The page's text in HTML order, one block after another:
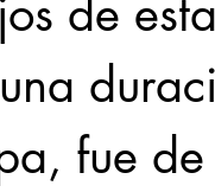
de
fue